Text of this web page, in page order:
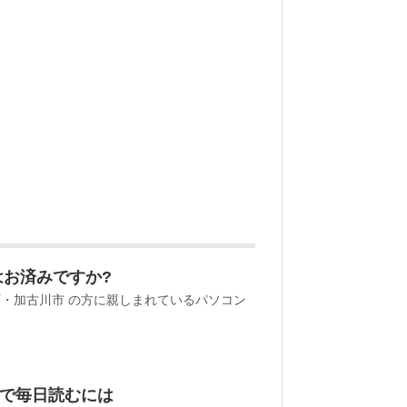
済みですか?
加古川市 の方に親しまれているパソコン
毎日読むには